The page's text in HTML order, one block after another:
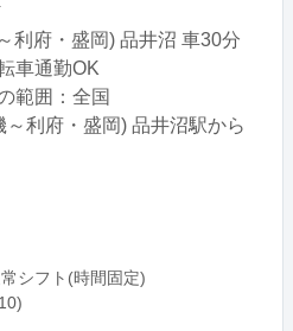
利府・盛岡) 品井沼 車30分
車通勤OK
範囲：全国
利府・盛岡) 品井沼駅から
シフト(時間固定)